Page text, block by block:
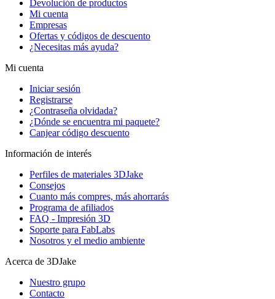
Devolución de productos
Mi cuenta
Empresas
Ofertas y códigos de descuento
¿Necesitas más ayuda?
Mi cuenta
Iniciar sesión
Registrarse
¿Contraseña olvidada?
¿Dónde se encuentra mi paquete?
Canjear código descuento
Información de interés
Perfiles de materiales 3DJake
Consejos
Cuanto más compres, más ahorrarás
Programa de afiliados
FAQ - Impresión 3D
Soporte para FabLabs
Nosotros y el medio ambiente
Acerca de 3DJake
Nuestro grupo
Contacto